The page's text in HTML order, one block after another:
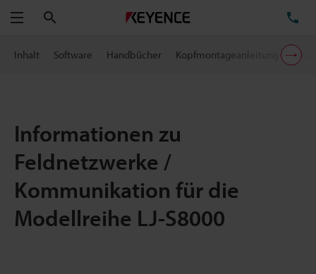
Menü
Inhalt Software Handbücher Kopfmontageanleitung CAD
Informationen zu
Feldnetzwerke /
Kommunikation für die
Modellreihe LJ-S8000